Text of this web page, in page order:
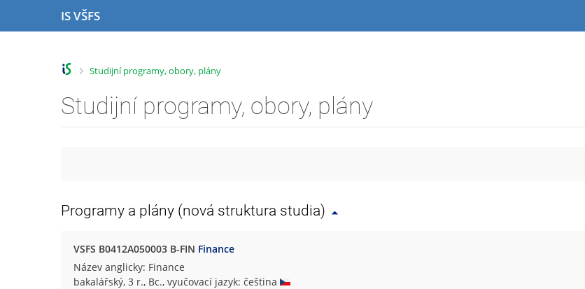
IS VŠFS
>
Studijní programy, obory, plány
Studijní programy, obory, plány
Programy a plány (nová struktura studia)
VSFS B0412A050003 B-FIN Finance
Název anglicky: Finance
bakalářský, 3 r., Bc., vyučovací jazyk: čeština